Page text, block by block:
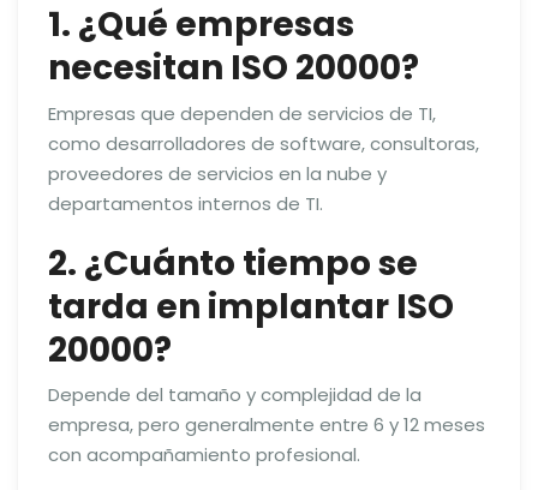
1. ¿Qué empresas
necesitan ISO 20000?
Empresas que dependen de servicios de TI,
como desarrolladores de software, consultoras,
proveedores de servicios en la nube y
departamentos internos de TI.
2. ¿Cuánto tiempo se
tarda en implantar ISO
20000?
Depende del tamaño y complejidad de la
empresa, pero generalmente entre 6 y 12 meses
con acompañamiento profesional.